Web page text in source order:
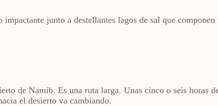
junto a destellantes lagos de sal que
de Namib. Es una ruta larga. Unas cinco o seis horas
el desierto va cambiando.